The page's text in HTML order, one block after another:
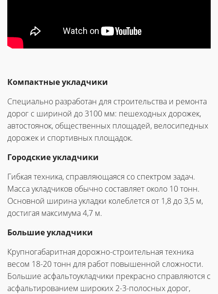
Компактные укладчики
Специально разработан для строительства и ремонта
дорог с шириной до 3100 мм: пешеходных дорожек,
автостоянок, общественных площадей, велосипедных
дорожек и спортивных площадок.
Городские укладчики
Гибкая техника, справляющаяся со спектром задач.
Масса укладчиков обычно составляет около 10 тонн.
Основной ширина укладки колеблется от 1,8 до 3,5 м,
достигая максимума 4,7 м.
Большие укладчики
Крупногабаритная дорожно-строительная техника
весом 18-20 тонн для работ повышенной сложности.
Большие асфальтоукладчики прекрасно справляются с
асфальтированием широких 2-3-полосных дорог,